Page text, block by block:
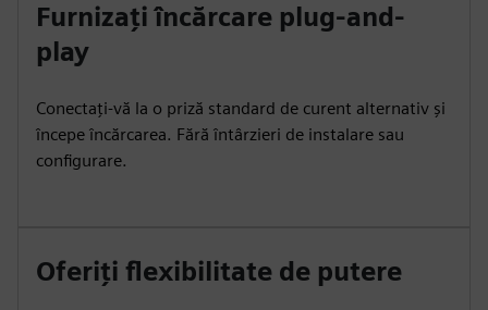
Furnizați încărcare plug-and-
play
Conectați-vă la o priză standard de curent alternativ și
începe încărcarea. Fără întârzieri de instalare sau
configurare.
Oferiți flexibilitate de putere